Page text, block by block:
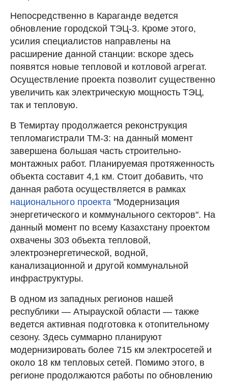
Непосредственно в Караганде ведется
обновление городской ТЭЦ-3. Кроме этого,
усилия специалистов направлены на
расширение данной станции: вскоре здесь
появятся новые тепловой и котловой агрегат.
Осуществление проекта позволит существенно
увеличить как электрическую мощность ТЭЦ,
так и тепловую.
В Темиртау продолжается реконструкция
тепломагистрали ТМ-3: на данный момент
завершена большая часть строительно-
монтажных работ. Планируемая протяженность
объекта составит 4,1 км. Стоит добавить, что
данная работа осуществляется в рамках
национального проекта "Модернизация
энергетического и коммунального секторов". На
данный момент по всему Казахстану проектом
охвачены 303 объекта тепловой,
электроэнергетической, водной,
канализационной и другой коммунальной
инфраструктуры.
В одном из западных регионов нашей
республики — Атырауской области — также
ведется активная подготовка к отопительному
сезону. Здесь суммарно планируют
модернизировать более 715 км электросетей и
около 18 км тепловых сетей. Помимо этого, в
регионе продолжаются работы по обновлению